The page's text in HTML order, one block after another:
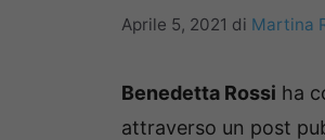
Aprile 5, 2021 di Martina
Benedetta Rossi ha
attraverso un post